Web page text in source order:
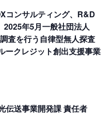
コンサルティング、R&D
2025年5月一般社団法人
査を行う自律型無人探査
ークレジット創出支援事業
伝送事業開発課 責任者